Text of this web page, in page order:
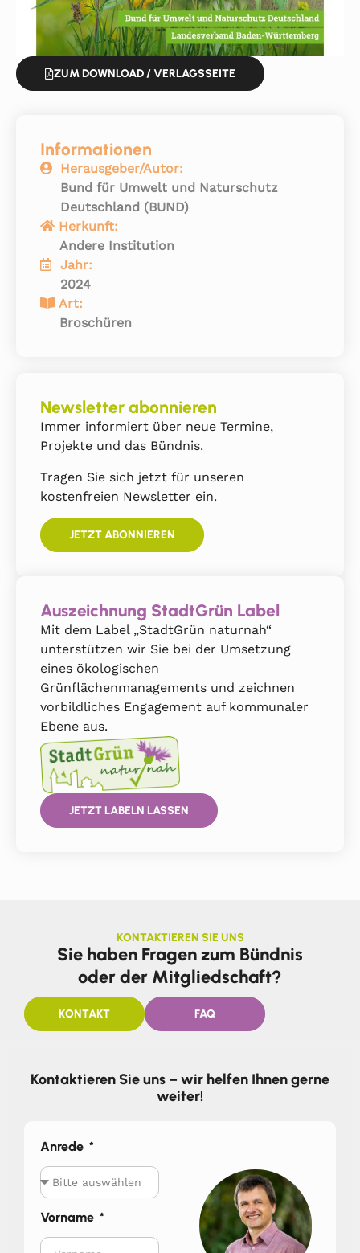
ZUM DOWNLOAD / VERLAGSSEITE
Informationen
Herausgeber/Autor:
Bund für Umwelt und Naturschutz
Deutschland (BUND)
Herkunft:
Andere Institution
Jahr:
2024
Art:
Broschüren
Newsletter abonnieren
Immer informiert über neue Termine,
Projekte und das Bündnis.
Tragen Sie sich jetzt für unseren
kostenfreien Newsletter ein.
JETZT ABONNIEREN
Auszeichnung StadtGrün Label
Mit dem Label „StadtGrün naturnah“
unterstützen wir Sie bei der Umsetzung
eines ökologischen
Grünflächenmanagements und zeichnen
vorbildliches Engagement auf kommunaler
Ebene aus.
JETZT LABELN LASSEN
KONTAKTIEREN SIE UNS
Sie haben Fragen zum Bündnis
oder der Mitgliedschaft?
KONTAKT FAQ
Kontaktieren Sie uns – wir helfen Ihnen gerne
weiter!
Anrede
Vorname